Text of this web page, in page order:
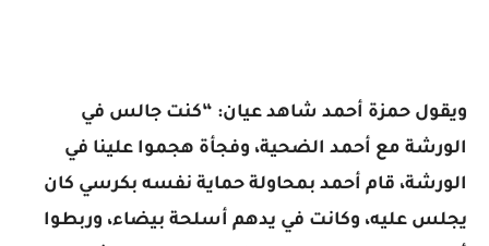
ويقول حمزة أحمد شاهد عيان: “كنت جالس في
الورشة مع أحمد الضحية، وفجأة هجموا علينا في
الورشة، قام أحمد بمحاولة حماية نفسه بكرسي كان
يجلس عليه، وكانت في يدهم أسلحة بيضاء، وربطوا